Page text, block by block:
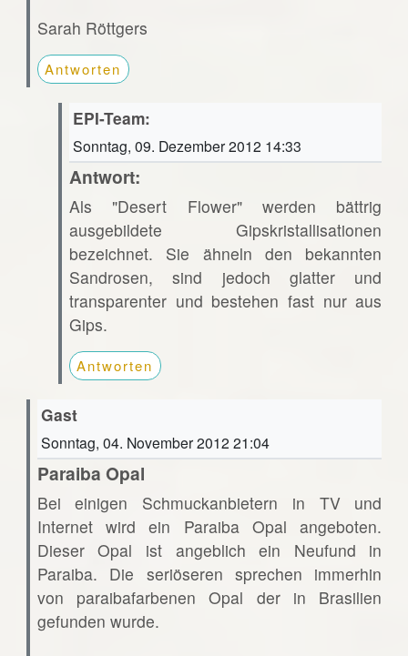
Sarah Röttgers
Antworten
EPI-Team:
Sonntag, 09. Dezember 2012 14:33
Antwort:
Als "Desert Flower" werden bättrig
ausgebildete Gipskristallisationen
bezeichnet. Sie ähneln den bekannten
Sandrosen, sind jedoch glatter und
transparenter und bestehen fast nur aus
Gips.
Antworten
Gast
Sonntag, 04. November 2012 21:04
Paraiba Opal
Bei einigen Schmuckanbietern in TV und
Internet wird ein Paraiba Opal angeboten.
Dieser Opal ist angeblich ein Neufund in
Paraiba. Die seriöseren sprechen immerhin
von paraibafarbenen Opal der in Brasilien
gefunden wurde.